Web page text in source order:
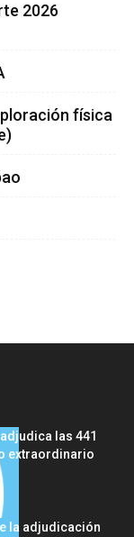
2026
física
las 441
extraordinario
la adjudicación